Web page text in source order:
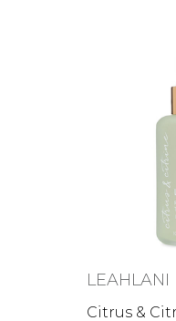
LEAHLANI
Citrus &